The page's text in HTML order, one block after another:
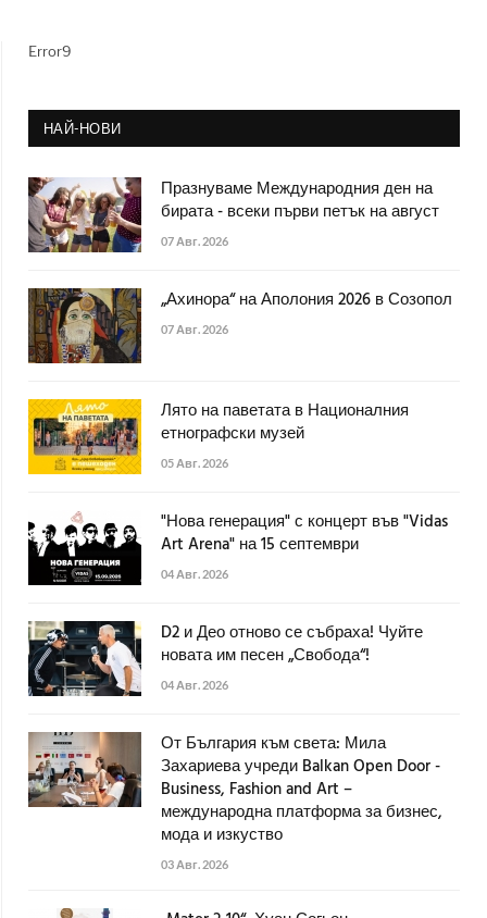
Error9
НАЙ-НОВИ
Празнуваме Международния ден на
бирата - всеки първи петък на август
07 Авг. 2026
„Ахинора“ на Аполония 2026 в Созопол
07 Авг. 2026
Лято на паветата в Националния
етнографски музей
05 Авг. 2026
"Нова генерация" с концерт във "Vidas
Art Arena" на 15 септември
04 Авг. 2026
D2 и Део отново се събраха! Чуйте
новата им песен „Свобода“!
04 Авг. 2026
От България към света: Мила
Захариева учреди Balkan Open Door -
Business, Fashion and Art –
международна платформа за бизнес,
мода и изкуство
03 Авг. 2026